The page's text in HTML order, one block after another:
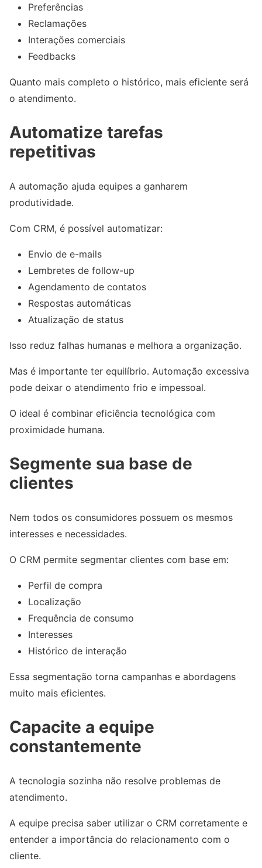
Preferências
Reclamações
Interações comerciais
Feedbacks
Quanto mais completo o histórico, mais eficiente será
o atendimento.
Automatize tarefas
repetitivas
A automação ajuda equipes a ganharem
produtividade.
Com CRM, é possível automatizar:
Envio de e-mails
Lembretes de follow-up
Agendamento de contatos
Respostas automáticas
Atualização de status
Isso reduz falhas humanas e melhora a organização.
Mas é importante ter equilíbrio. Automação excessiva
pode deixar o atendimento frio e impessoal.
O ideal é combinar eficiência tecnológica com
proximidade humana.
Segmente sua base de
clientes
Nem todos os consumidores possuem os mesmos
interesses e necessidades.
O CRM permite segmentar clientes com base em:
Perfil de compra
Localização
Frequência de consumo
Interesses
Histórico de interação
Essa segmentação torna campanhas e abordagens
muito mais eficientes.
Capacite a equipe
constantemente
A tecnologia sozinha não resolve problemas de
atendimento.
A equipe precisa saber utilizar o CRM corretamente e
entender a importância do relacionamento com o
cliente.